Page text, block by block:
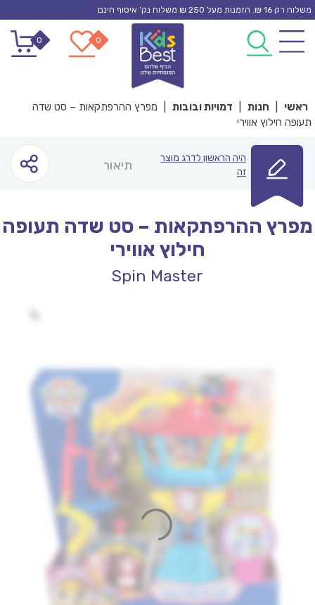
Skip
content
משלוח רק 16 ₪. הזמנות מעל 250 ₪ משלוח נק’ איסוף חינם
0
0
ראשי חנות דמויות ובובות
מפרץ ההרפתקאות – סט שדה
תעופה חילוץ אווירי
היה הראשון לדרג מוצר
זה
תיאור
מפרץ ההרפתקאות – סט שדה תעופה
חילוץ אווירי
Spin Master